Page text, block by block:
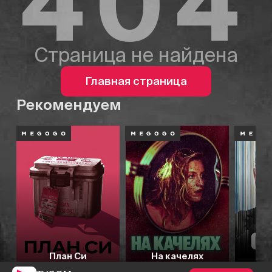
Страница не найдена
Главная страница
Рекомендуем
План Си На качелях